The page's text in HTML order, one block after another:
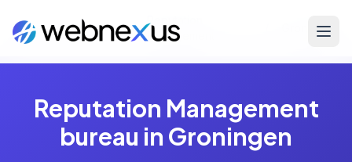
Home / Diensten /
Reputation
Management
Groningen
Reputation Management
bureau in Groningen